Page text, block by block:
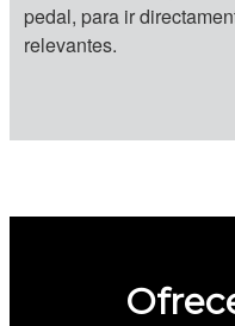
pedal, para ir
relevantes.